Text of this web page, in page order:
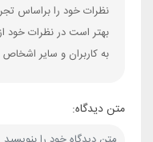
نظرات خود را براساس
بهتر است در نظرات خود
به کاربران و سایر
متن دیدگاه: